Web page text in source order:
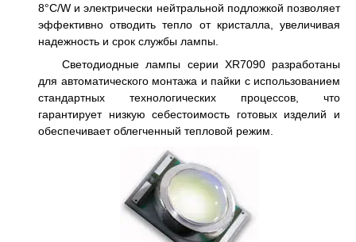
8°C/W и электрически нейтральной подложкой позволяет
эффективно отводить тепло от кристалла, увеличивая
надежность и срок службы лампы.
Светодиодные лампы серии XR7090 разработаны
для автоматического монтажа и пайки с использованием
стандартных технологических процессов, что
гарантирует низкую себестоимость готовых изделий и
обеспечивает облегченный тепловой режим.